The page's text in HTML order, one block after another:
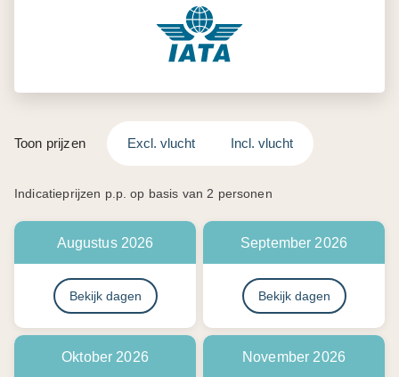
Toon prijzen Excl. vlucht Incl. vlucht
Indicatieprijzen p.p. op basis van 2 personen
Augustus 2026
Bekijk dagen
September 2026
Bekijk dagen
Oktober 2026 November 2026